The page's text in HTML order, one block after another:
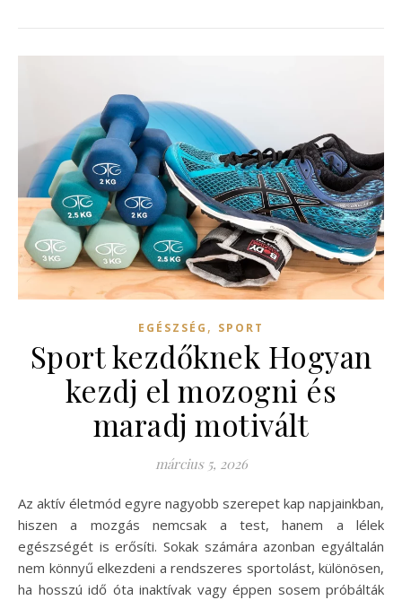
EGÉSZSÉG , SPORT
Sport kezdőknek Hogyan
kezdj el mozogni és
maradj motivált
március 5, 2026
Az aktív életmód egyre nagyobb szerepet kap napjainkban,
hiszen a mozgás nemcsak a test, hanem a lélek
egészségét is erősíti. Sokak számára azonban egyáltalán
nem könnyű elkezdeni a rendszeres sportolást, különösen,
ha hosszú idő óta inaktívak vagy éppen sosem próbálták